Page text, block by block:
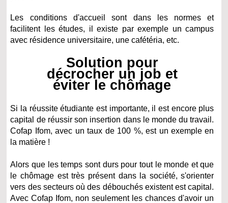
Les conditions d'accueil sont dans les normes et
facilitent les études, il existe par exemple un campus
avec résidence universitaire, une cafétéria, etc.
Solution pour
décrocher un job et
éviter le chômage
Si la réussite étudiante est importante, il est encore plus
capital de réussir son insertion dans le monde du travail.
Cofap Ifom, avec un taux de 100 %, est un exemple en
la matière !
Alors que les temps sont durs pour tout le monde et que
le chômage est très présent dans la société, s'orienter
vers des secteurs où des débouchés existent est capital.
Avec Cofap Ifom, non seulement les chances d'avoir un